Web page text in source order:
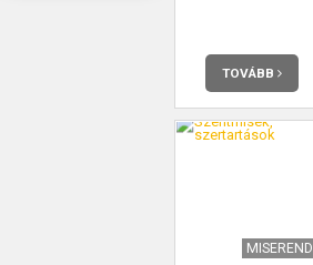
TOVÁBB
MISEREND